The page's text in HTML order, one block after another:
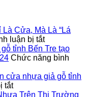
Cửa, Mà Là “Lá
luận bị tắtở
Cửa
Gỗ
Cháy
Chỉ
tỉnh Bến Tre tạo
Chức năng bình
cửa nhựa giả gỗ tỉnh
tắtở
Điểm
Trên Thị Trường